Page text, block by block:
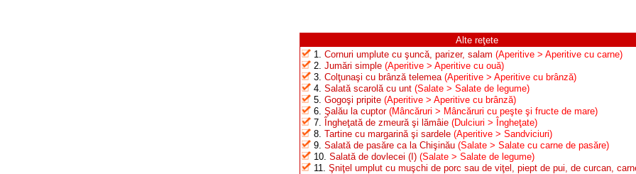
Alte reţete
1. Cornuri umplute cu şuncă, parizer, salam (Aperitive > Aperitive cu carne)
2. Jumări simple (Aperitive > Aperitive cu ouă)
3. Colţunaşi cu brânză telemea (Aperitive > Aperitive cu brânză)
4. Salată scarolă cu unt (Salate > Salate de legume)
5. Gogoşi pripite (Aperitive > Aperitive cu brânză)
6. Şalău la cuptor (Mâncăruri > Mâncăruri cu peşte şi fructe de mare)
7. Îngheţată de zmeură şi lămâie (Dulciuri > Îngheţate)
8. Tartine cu margarină şi sardele (Aperitive > Sandviciuri)
9. Salată de pasăre ca la Chişinău (Salate > Salate cu carne de pasăre)
10. Salată de dovlecei (I) (Salate > Salate de legume)
11. Şniţel umplut cu muşchi de porc sau de viţel, piept de pui, de curcan,